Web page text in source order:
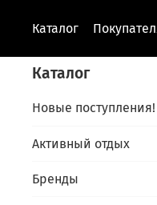
Каталог
Каталог
Новые поступления!
Активный отдых
Бренды